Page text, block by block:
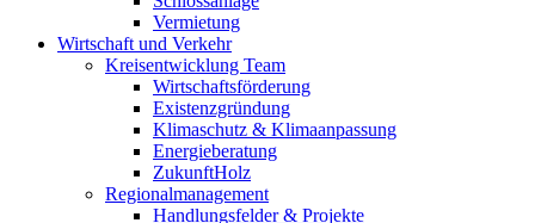
Vermietung
Wirtschaft und Verkehr
Kreisentwicklung Team
Wirtschaftsförderung
Existenzgründung
Klimaschutz & Klimaanpassung
Energieberatung
ZukunftHolz
Regionalmanagement
Handlungsfelder & Projekte